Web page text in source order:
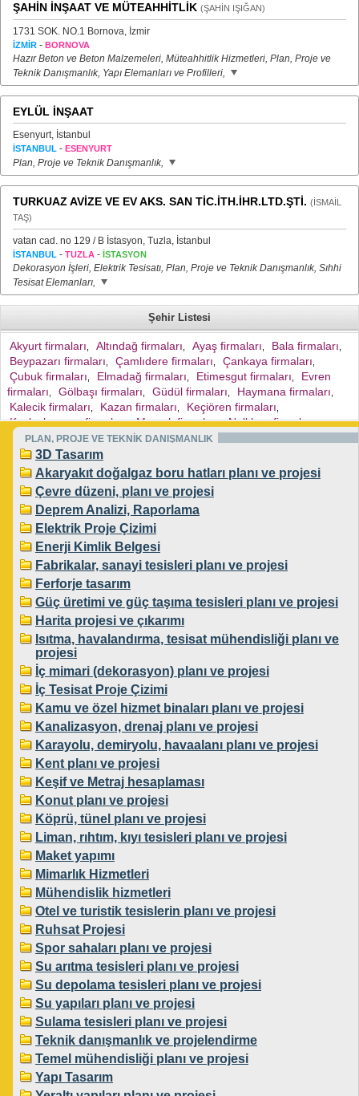
ŞAHİN İNŞAAT VE MÜTEAHHİTLİK (ŞAHİN IŞIĞAN)
1731 SOK. NO.1 Bornova, İzmir
İZMİR - BORNOVA
Hazır Beton ve Beton Malzemeleri, Müteahhitlik Hizmetleri, Plan, Proje ve
Teknik Danışmanlık, Yapı Elemanları ve Profilleri,
EYLÜL İNŞAAT
Esenyurt, İstanbul
İSTANBUL - ESENYURT
Plan, Proje ve Teknik Danışmanlık,
TURKUAZ AVİZE VE EV AKS. SAN TİC.İTH.İHR.LTD.ŞTİ. (İSMAİL
TAŞ)
vatan cad. no 129 / B İstasyon, Tuzla, İstanbul
İSTANBUL - TUZLA - İSTASYON
Dekorasyon İşleri, Elektrik Tesisatı, Plan, Proje ve Teknik Danışmanlık, Sıhhi
Tesisat Elemanları,
Şehir Listesi
Akyurt firmaları Altındağ firmaları Ayaş firmaları Bala firmaları
Beypazarı firmaları Çamlıdere firmaları Çankaya firmaları
Çubuk firmaları Elmadağ firmaları Etimesgut firmaları
Evren
firmaları
Gölbaşı firmaları Güdül firmaları Haymana firmaları
Kalecik firmaları Kazan firmaları Keçiören firmaları
Kızılcahamam firmaları, Mamak firmaları, Nallıhan firmaları,
Polatlı firmaları, Sincan firmaları, Şereflikoçhisar firmaları
Yenimahalle firmaları
PLAN, PROJE VE TEKNİK DANIŞMANLIK
3D Tasarım
Akaryakıt doğalgaz boru hatları planı ve projesi
Çevre düzeni, planı ve projesi
Deprem Analizi, Raporlama
Elektrik Proje Çizimi
Enerji Kimlik Belgesi
Fabrikalar, sanayi tesisleri planı ve projesi
Ferforje tasarım
Güç üretimi ve güç taşıma tesisleri planı ve projesi
Harita projesi ve çıkarımı
Isıtma, havalandırma, tesisat mühendisliği planı ve
projesi
İç mimari (dekorasyon) planı ve projesi
İç Tesisat Proje Çizimi
Kamu ve özel hizmet binaları planı ve projesi
Kanalizasyon, drenaj planı ve projesi
Karayolu, demiryolu, havaalanı planı ve projesi
Kent planı ve projesi
Keşif ve Metraj hesaplaması
Konut planı ve projesi
Köprü, tünel planı ve projesi
Liman, rıhtım, kıyı tesisleri planı ve projesi
Maket yapımı
Mimarlık Hizmetleri
Mühendislik hizmetleri
Otel ve turistik tesislerin planı ve projesi
Ruhsat Projesi
Spor sahaları planı ve projesi
Su arıtma tesisleri planı ve projesi
Su depolama tesisleri planı ve projesi
Su yapıları planı ve projesi
Sulama tesisleri planı ve projesi
Teknik danışmanlık ve projelendirme
Temel mühendisliği planı ve projesi
Yapı Tasarım